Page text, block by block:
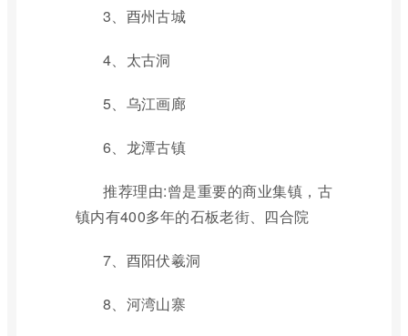
3、酉州古城
4、太古洞
5、乌江画廊
6、龙潭古镇
推荐理由:曾是重要的商业集镇，古
镇内有400多年的石板老街、四合院
7、酉阳伏羲洞
8、河湾山寨